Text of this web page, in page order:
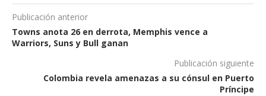
Publicación anterior
Towns anota 26 en derrota, Memphis vence a
Warriors, Suns y Bull ganan
Publicación siguiente
Colombia revela amenazas a su cónsul en Puerto
Príncipe